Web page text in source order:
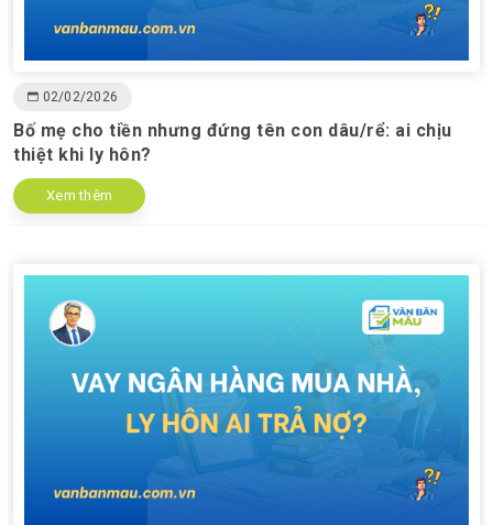
02/02/2026
Bố mẹ cho tiền nhưng đứng tên con dâu/rể: ai chịu
thiệt khi ly hôn?
Xem thêm